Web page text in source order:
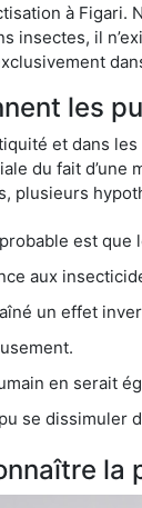
à Figari.
insectes, il
les
et dans
du fait d’une
plusieurs
est que les
insecticides.
inverse permettant
en serait
dans les
la